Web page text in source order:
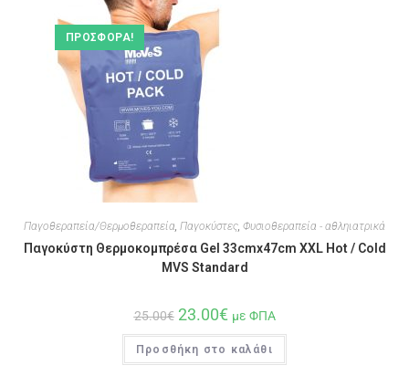
ΠΡΟΣΦΟΡΆ!
Παγοθεραπεία/Θερμοθεραπεία, Παγοκύστες, Φυσιοθεραπεία - αθληιατρικά
Παγοκύστη Θερμοκομπρέσα Gel 33cmx47cm XXL Hot / Cold
MVS Standard
25.00€ 23.00€ με ΦΠΑ
Προσθήκη στο καλάθι